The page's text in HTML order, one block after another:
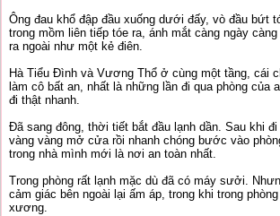
Ông đau khổ đập đầu xuống dưới đấy, vò đầu bứt
trong mồm liên tiếp tóe ra, ánh mắt càng ngày
ra ngoài như một kẻ điên.
Hà Tiểu Đình và Vương Thổ ở cùng một tầng, cái
làm cô bất an, nhất là những lần đi qua phòng của
đi thật nhanh.
Đã sang đông, thời tiết bắt đầu lạnh dần. Sau khi
vàng vàng mở cửa rồi nhanh chóng bước vào
trong nhà mình mới là nơi an toàn nhất.
Trong phòng rất lạnh mặc dù đã có máy sưởi.
cảm giác bên ngoài lại ấm áp, trong khi trong
xương.